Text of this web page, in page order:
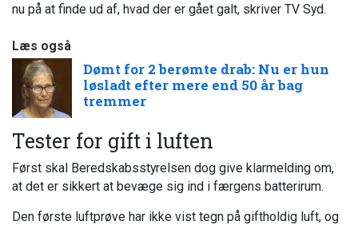
nu på at finde ud af, hvad der er gået galt, skriver TV Syd.
Læs også
Dømt for 2 berømte drab: Nu er hun
løsladt efter mere end 50 år bag
tremmer
Tester for gift i luften
Først skal Beredskabsstyrelsen dog give klarmelding om,
at det er sikkert at bevæge sig ind i færgens batterirum.
Den første luftprøve har ikke vist tegn på giftholdig luft, og